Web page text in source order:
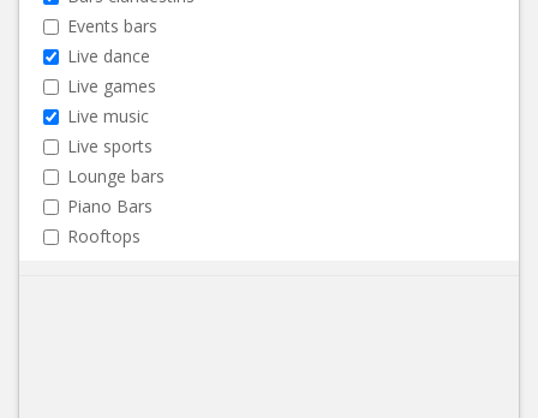
Events bars
Live dance
Live games
Live music
Live sports
Lounge bars
Piano Bars
Rooftops